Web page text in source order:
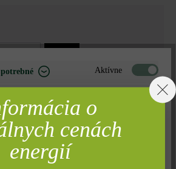
€*
zaokrúhlené nahor vzhľadom na jednotku
Aktívne
Neaktívne
o
cenách
energií